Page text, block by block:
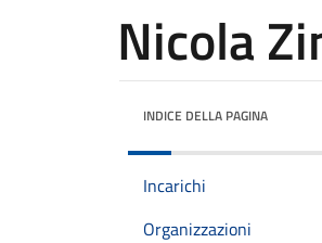
Nicola
INDICE DELLA PAGINA
Incarichi
Organizzazioni